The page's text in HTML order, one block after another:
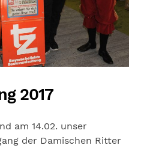
2017
am 14.02. unser
der Damischen Ritter